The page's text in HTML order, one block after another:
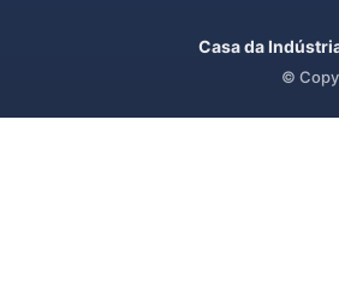
Casa da
©